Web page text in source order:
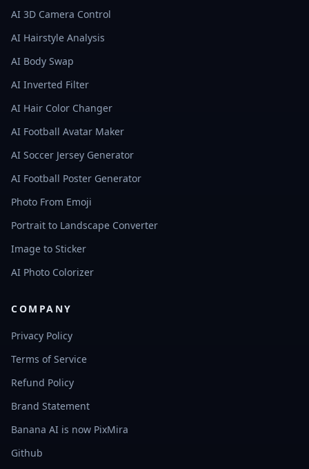
AI 3D Camera Control
AI Hairstyle Analysis
AI Body Swap
AI Inverted Filter
AI Hair Color Changer
AI Football Avatar Maker
AI Soccer Jersey Generator
AI Football Poster Generator
Photo From Emoji
Portrait to Landscape Converter
Image to Sticker
AI Photo Colorizer
COMPANY
Privacy Policy
Terms of Service
Refund Policy
Brand Statement
Banana AI is now PixMira
Github